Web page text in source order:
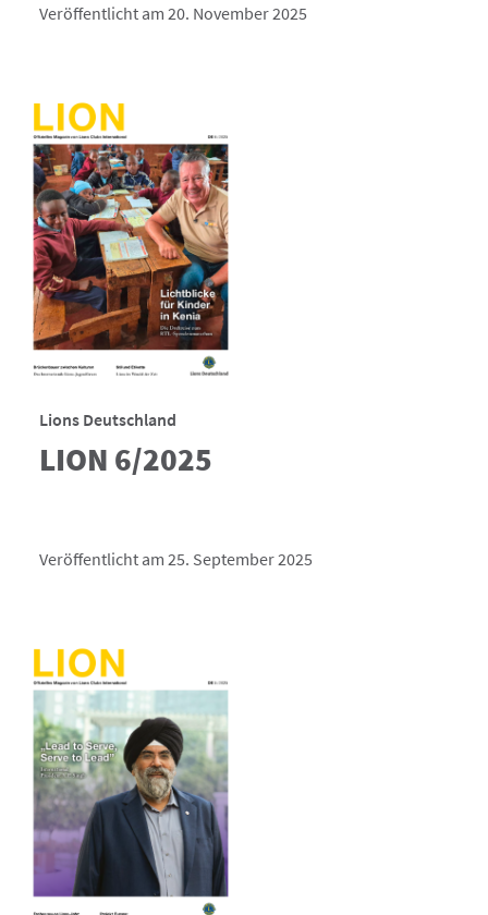
Veröffentlicht am 20. November 2025
Lions Deutschland
LION 6/2025
Veröffentlicht am 25. September 2025